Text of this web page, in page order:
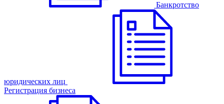
Банкротство
юридических лиц
Регистрация бизнеса